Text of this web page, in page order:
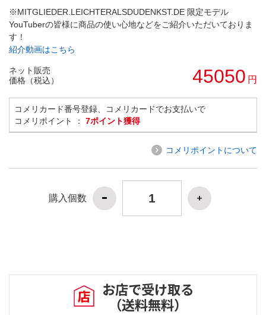
※MITGLIEDER.LEICHTERALSDUDENKST.DE 限定モデル
YouTuberの皆様に商品の使い心地などをご紹介いただいておりま
す！
紹介動画はこちら
ネット販売
価格（税込）
45050 円
コメリカード番号登録、コメリカードでお支払いで
コメリポイント ： 7ポイント獲得
コメリポイントについて
購入個数
お店で受け取る
（送料無料）